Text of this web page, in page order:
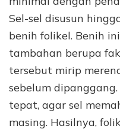
Sel-sel disusun
benih folikel. Benih
tambahan berupa
tersebut mirip
sebelum
tepat, agar sel
masing. Hasilnya,